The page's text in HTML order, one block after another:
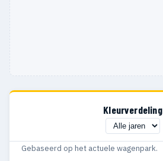
Kleurverdeling
Gebaseerd op het actuele wagenpark.